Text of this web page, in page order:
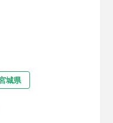
城県